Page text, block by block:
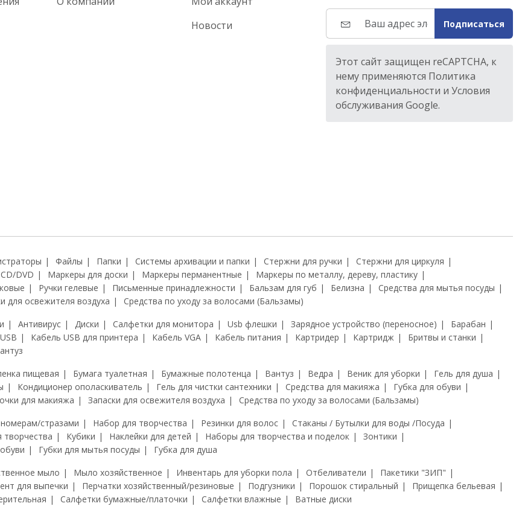
Новости
Подписаться
Этот сайт защищен reCAPTCHA, к
нему применяются Политика
конфиденциальности и Условия
обслуживания Google.
Файлы Папки Системы архивации и папки Стержни для ручки
Стержни для циркуля
DVD Маркеры для доски Маркеры перманентные
Маркеры по металлу, дереву, пластику
Ручки гелевые Письменные принадлежности Бальзам для губ Белизна
Средства для мытья посуды
для освежителя воздуха
Средства по уходу за волосами (Бальзамы)
Антивирус Диски Салфетки для монитора Usb флешки Зарядное устройство (переносное)
Барабан
Кабель USB для принтера Кабель VGA Кабель питания Картридер Картридж
Бритвы и станки
пищевая Бумага туалетная Бумажные полотенца Вантуз Ведра Веник для уборки
Гель для душа
Кондиционер ополаскиватель Гель для чистки сантехники Средства для макияжа
Губка для обуви
для макияжа Запаски для освежителя воздуха
Средства по уходу за волосами (Бальзамы)
стразами Набор для творчества Резинки для волос
Стаканы / Бутылки для воды /Посуда
творчества Кубики Наклейки для детей Наборы для творчества и поделок
Зонтики
Губки для мытья посуды
Губка для душа
мыло Мыло хозяйственное Инвентарь для уборки пола Отбеливатели
Пакетики "ЗИП"
для выпечки Перчатки хозяйственный/резиновые Подгузники Порошок стиральный
Прищепка бельевая
Салфетки бумажные/платочки Салфетки влажные Ватные диски